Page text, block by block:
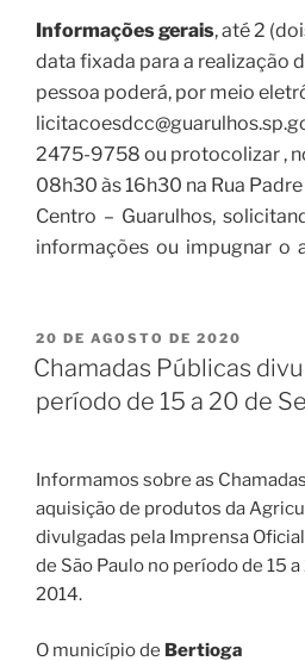
Informações gerais, até 2
data fixada para a realização
pessoa poderá, por meio
2475-9758 ou protocolizar ,
08h30 às 16h30 na Rua
Centro – Guarulhos,
informações ou impugnar o
20 DE AGOSTO DE 2020
Chamadas Públicas
período de 15 a 20 de
Informamos sobre as
aquisição de produtos da
divulgadas pela Imprensa
de São Paulo no período de 15
2014.
O município de Bertioga